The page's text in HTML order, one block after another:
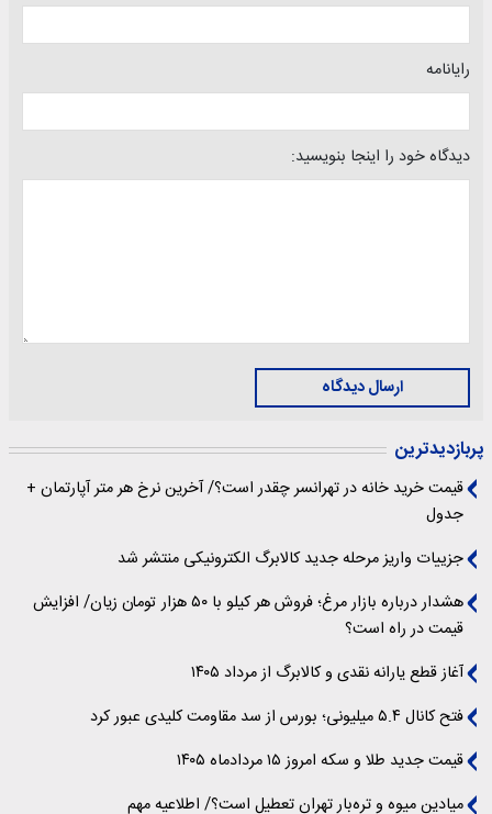
رایانامه
دیدگاه خود را اینجا بنویسید:
ارسال دیدگاه
پربازدیدترین
قیمت خرید خانه در تهرانسر چقدر است؟/ آخرین نرخ هر متر آپارتمان +
جدول
جزییات واریز مرحله جدید کالابرگ الکترونیکی منتشر شد
هشدار درباره بازار مرغ؛ فروش هر کیلو با ۵۰ هزار تومان زیان/ افزایش
قیمت در راه است؟
آغاز قطع یارانه نقدی و کالابرگ از مرداد ۱۴۰۵
فتح کانال ۵.۴ میلیونی؛ بورس از سد مقاومت کلیدی عبور کرد
قیمت جدید طلا و سکه امروز ۱۵ مردادماه ۱۴۰۵
میادین میوه و تره‌بار تهران تعطیل است؟/ اطلاعیه مهم